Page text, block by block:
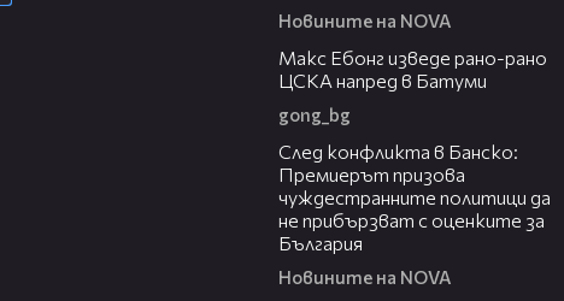
Новините на NOVA
Макс Ебонг изведе рано-рано
ЦСКА напред в Батуми
gong_bg
След конфликта в Банско:
Премиерът призова
чуждестранните политици да
не прибързват с оценките за
България
Новините на NOVA